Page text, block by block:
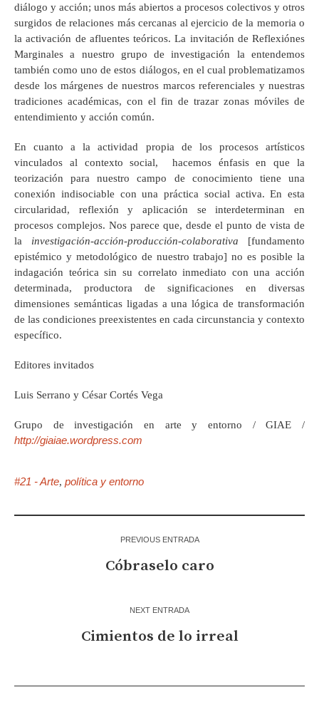
diálogo y acción; unos más abiertos a procesos colectivos y otros
surgidos de relaciones más cercanas al ejercicio de la memoria o
la activación de afluentes teóricos. La invitación de Reflexiónes
Marginales a nuestro grupo de investigación la entendemos
también como uno de estos diálogos, en el cual problematizamos
desde los márgenes de nuestros marcos referenciales y nuestras
tradiciones académicas, con el fin de trazar zonas móviles de
entendimiento y acción común.
En cuanto a la actividad propia de los procesos artísticos
vinculados al contexto social, hacemos énfasis en que la
teorización para nuestro campo de conocimiento tiene una
conexión indisociable con una práctica social activa. En esta
circularidad, reflexión y aplicación se interdeterminan en
procesos complejos. Nos parece que, desde el punto de vista de
la investigación-acción-producción-colaborativa [fundamento
epistémico y metodológico de nuestro trabajo] no es posible la
indagación teórica sin su correlato inmediato con una acción
determinada, productora de significaciones en diversas
dimensiones semánticas ligadas a una lógica de transformación
de las condiciones preexistentes en cada circunstancia y contexto
específico.
Editores invitados
Luis Serrano y César Cortés Vega
Grupo de investigación en arte y entorno / GIAE /
http://giaiae.wordpress.com
#21 - Arte, política y entorno
PREVIOUS ENTRADA
Cóbraselo caro
NEXT ENTRADA
Cimientos de lo irreal